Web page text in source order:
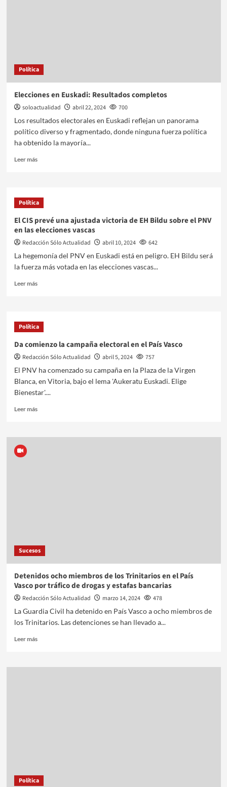
Política
Elecciones en Euskadi: Resultados completos
soloactualidad abril 22, 2024
700
Los resultados electorales en Euskadi reflejan un panorama
político diverso y fragmentado, donde ninguna fuerza política
ha obtenido la mayoría...
Leer más
Política
El CIS prevé una ajustada victoria de EH Bildu sobre el PNV
en las elecciones vascas
Redacción Sólo Actualidad abril 10, 2024
642
La hegemonía del PNV en Euskadi está en peligro. EH Bildu será
la fuerza más votada en las elecciones vascas...
Leer más
Política
Da comienzo la campaña electoral en el País Vasco
Redacción Sólo Actualidad abril 5, 2024
757
El PNV ha comenzado su campaña en la Plaza de la Virgen
Blanca, en Vitoria, bajo el lema 'Aukeratu Euskadi. Elige
Bienestar'....
Leer más
Sucesos
Detenidos ocho miembros de los Trinitarios en el País
Vasco por tráfico de drogas y estafas bancarias
Redacción Sólo Actualidad marzo 14, 2024
478
La Guardia Civil ha detenido en País Vasco a ocho miembros de
los Trinitarios. Las detenciones se han llevado a...
Leer más
Política